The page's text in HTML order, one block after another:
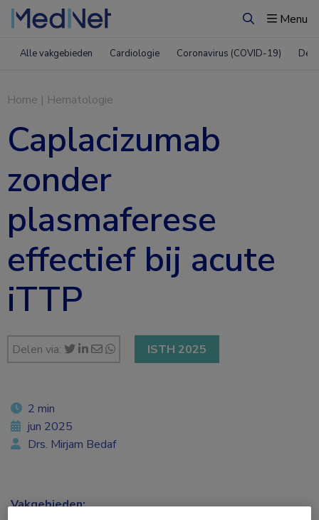
ZoekenMenu
Alle vakgebieden Cardiologie Coronavirus (COVID-19)
Home | Hematologie
Caplacizumab
zonder
plasmaferese
effectief bij acute
iTTP
Delen via: ISTH 2025
2 min
jun 2025
Drs. Mirjam Bedaf
Vakgebieden: